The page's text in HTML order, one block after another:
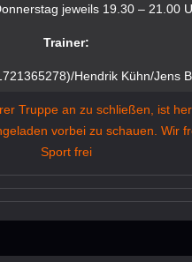
jeweils 19.30 – 21.00
Trainer:
Hendrik Kühn/Jens
Truppe an zu schließen, ist
vorbei zu schauen. Wir
Sport frei